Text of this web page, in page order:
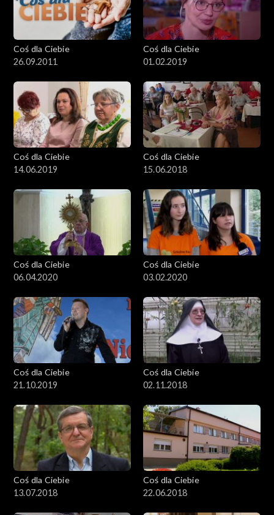
Coś dla Ciebie
26.09.2011
Coś dla Ciebie
01.02.2019
Coś dla Ciebie
14.06.2019
Coś dla Ciebie
15.06.2018
Coś dla Ciebie
06.04.2020
Coś dla Ciebie
03.02.2020
Coś dla Ciebie
21.10.2019
Coś dla Ciebie
02.11.2018
Coś dla Ciebie
13.07.2018
Coś dla Ciebie
22.06.2018